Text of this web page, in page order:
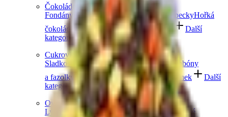
Čokoládové mlsání
Fondány a nugáty
Čokoládové hrudky a peckyHořká
čokoláda Mléčná čokoláda Bílá čokoláda
Další
kategorie
Cukrovinky a želé
Sladkosti bez cukruSlaný karamelŽelé bonbóny
a fazolkyLékořice a pendreky Mix cukrovinek
Další
kategorie
Ovoce v čokoládě
Lyofilizované ovoce v čokoláděOvoce v hořké